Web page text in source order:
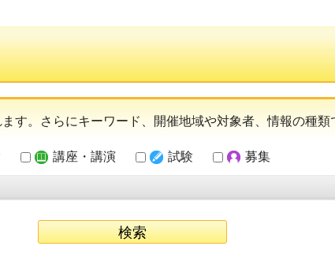
す。さらにキーワード、開催地域や対象者、情報の種類
講座・講演 試験 募集